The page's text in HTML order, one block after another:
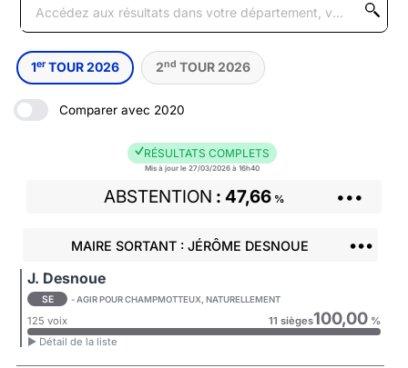
1er TOUR 2026 2nd TOUR 2026
Comparer avec 2020
RÉSULTATS COMPLETS
Mis à jour le 27/03/2026 à 16h40
ABSTENTION 47,66 % •••
MAIRE SORTANT : JÉRÔME DESNOUE •••
J. Desnoue
SE - AGIR POUR CHAMPMOTTEUX, NATURELLEMENT
125 voix 11 sièges100,00%
► Détail de la liste